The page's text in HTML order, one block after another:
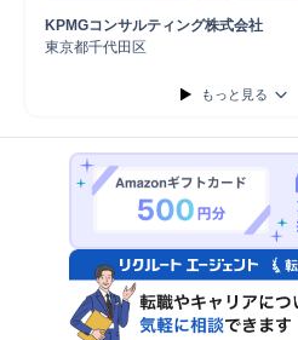
IT戦略コンサルティング
クラウド
情報通信
KPMGコンサルティング株式会社
東京都千代田区
もっと見る